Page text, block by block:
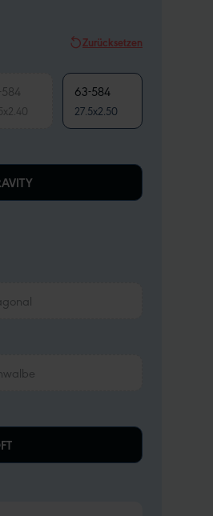
Zurücksetzen
63-584
27.5x2.50